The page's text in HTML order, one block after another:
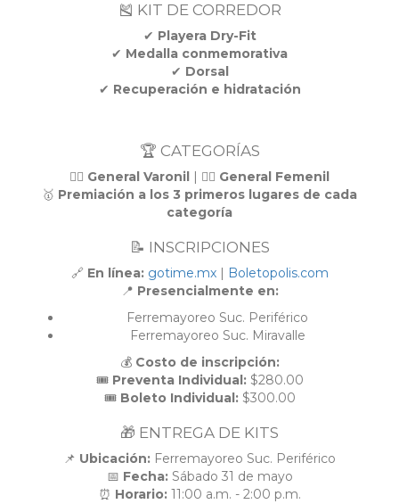
🎽 KIT DE CORREDOR
✔ Playera Dry-Fit
✔ Medalla conmemorativa
✔ Dorsal
✔ Recuperación e hidratación
🏆 CATEGORÍAS
🏃‍♂️ General Varonil | 🏃‍♀️ General Femenil
🥇 Premiación a los 3 primeros lugares de cada
categoría
📝 INSCRIPCIONES
🔗 En línea: gotime.mx|
Boletopolis.com
📍 Presencialmente en:
Ferremayoreo Suc. Periférico
Ferremayoreo Suc. Miravalle
💰 Costo de inscripción:
🎟 Preventa Individual:$280.00
🎟 Boleto Individual:$300.00
🎁 ENTREGA DE KITS
📌 Ubicación: Ferremayoreo Suc. Periférico
📅 Fecha:Sábado 31 de mayo
⏰ Horario:11:00 a.m. - 2:00 p.m.